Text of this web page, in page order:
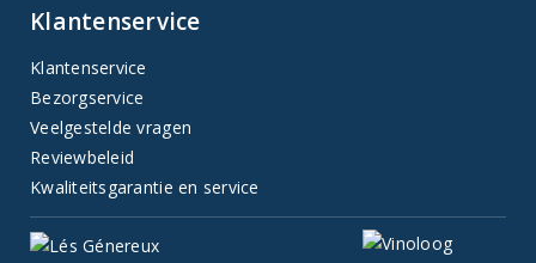
Klantenservice
Klantenservice
Bezorgservice
Veelgestelde vragen
Reviewbeleid
Kwaliteitsgarantie en service